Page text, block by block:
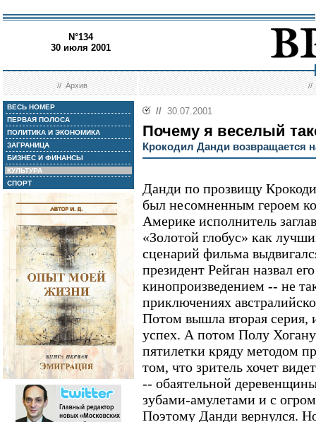
N°134
30 июля 2001
//Архив //
ВЕСЬ НОМЕР
ПЕРВАЯ ПОЛОСА
ПОЛИТИКА И ЭКОНОМИКА
ЗАГРАНИЦА
БИЗНЕС И ФИНАНСЫ
КУЛЬТУРА
СПОРТ
// 30.07.2001
Почему я веселый
Крокодил Данди возвращается
Данди по прозвищу
был несомненным героем
Америке исполнитель
«Золотой глобус» как
сценарий фильма
президент Рейган назвал
кинопроизведением -- не
приключениях
Потом вышла вторая
успех. А потом Полу
пятилетки кряду методом
том, что зритель хочет
-- обаятельной
зубами-амулетами и с
Поэтому Данди вернулся.